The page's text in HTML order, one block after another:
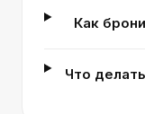
Как
Что